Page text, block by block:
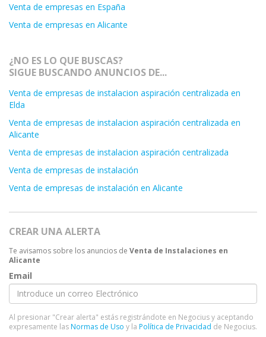
Venta de empresas en España
Venta de empresas en Alicante
¿NO ES LO QUE BUSCAS?
SIGUE BUSCANDO ANUNCIOS DE...
Venta de empresas de instalacion aspiración centralizada en
Elda
Venta de empresas de instalacion aspiración centralizada en
Alicante
Venta de empresas de instalacion aspiración centralizada
Venta de empresas de instalación
Venta de empresas de instalación en Alicante
CREAR UNA ALERTA
Te avisamos sobre los anuncios de Venta de Instalaciones en
Alicante
Email
Al presionar "Crear alerta" estás registrándote en Negocius y aceptando
expresamente lasNormas de Uso y la Política de Privacidad de Negocius.